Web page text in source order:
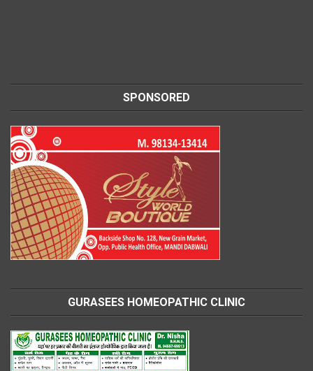
SPONSORED
GURASEES HOMEOPATHIC CLINIC